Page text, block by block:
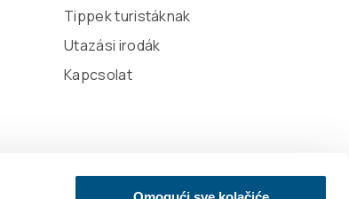
Tippek turistáknak
Utazási irodák
Kapcsolat